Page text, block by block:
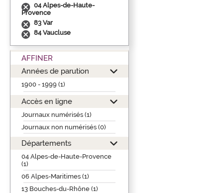
04 Alpes-de-Haute-
Provence
83 Var
84 Vaucluse
AFFINER
Années de parution
1900 - 1999 (1)
Accès en ligne
Journaux numérisés (1)
Journaux non numérisés (0)
Départements
04 Alpes-de-Haute-Provence
(1)
06 Alpes-Maritimes (1)
13 Bouches-du-Rhône (1)